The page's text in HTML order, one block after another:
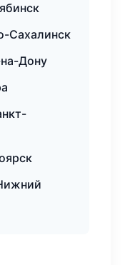
Сахалинск
Дону